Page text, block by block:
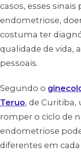
casos, esses
endometriose,
costuma ter
qualidade de vida,
pessoais.
Segundo o
Teruo, de Curitiba,
romper o ciclo de
endometriose
diferentes em